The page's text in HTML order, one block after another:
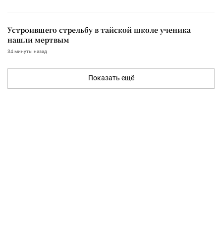
Устроившего стрельбу в тайской школе ученика
нашли мертвым
34 минуты назад
Показать ещё